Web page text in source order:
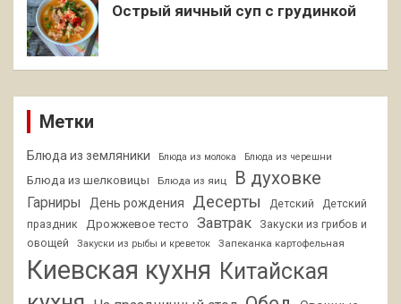
Острый яичный суп с грудинкой
Метки
Блюда из земляники Блюда из молока Блюда из черешни
Блюда из шелковицы Блюда из яиц В духовке
Гарниры День рождения Десерты Детский
Детский
праздник
Дрожжевое тесто Завтрак
Закуски из грибов и
овощей
Закуски из рыбы и креветок Запеканка картофельная
Киевская кухня Китайская